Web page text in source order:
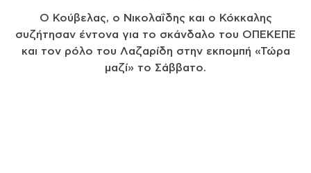
Ο Κούβελας, ο Νικολαΐδης και ο Κόκκαλης
συζήτησαν έντονα για το σκάνδαλο του ΟΠΕΚΕΠΕ
και τον ρόλο του Λαζαρίδη στην εκπομπή «Τώρα
μαζί» το Σάββατο.